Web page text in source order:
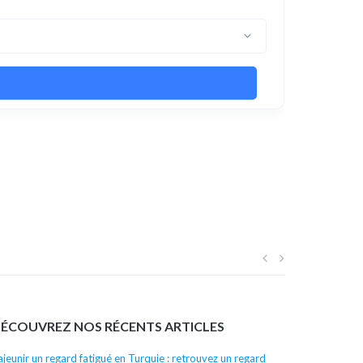
Navigation
l’article
NOS RÉCENTS ARTICLES
un regard fatigué en Turquie : retrouvez un regard